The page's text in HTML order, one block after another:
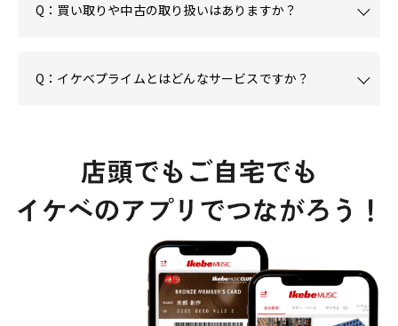
Q：買い取りや中古の取り扱いはありますか？
Q：イケベプライムとはどんなサービスですか？